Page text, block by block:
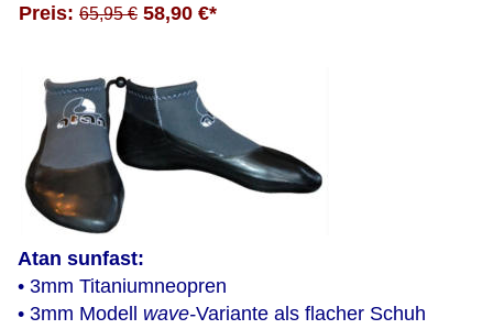
Preis: 65,95 € 58,90 €*
Atan sunfast:
• 3mm Titaniumneopren
• 3mm Modell wave-Variante als flacher Schuh